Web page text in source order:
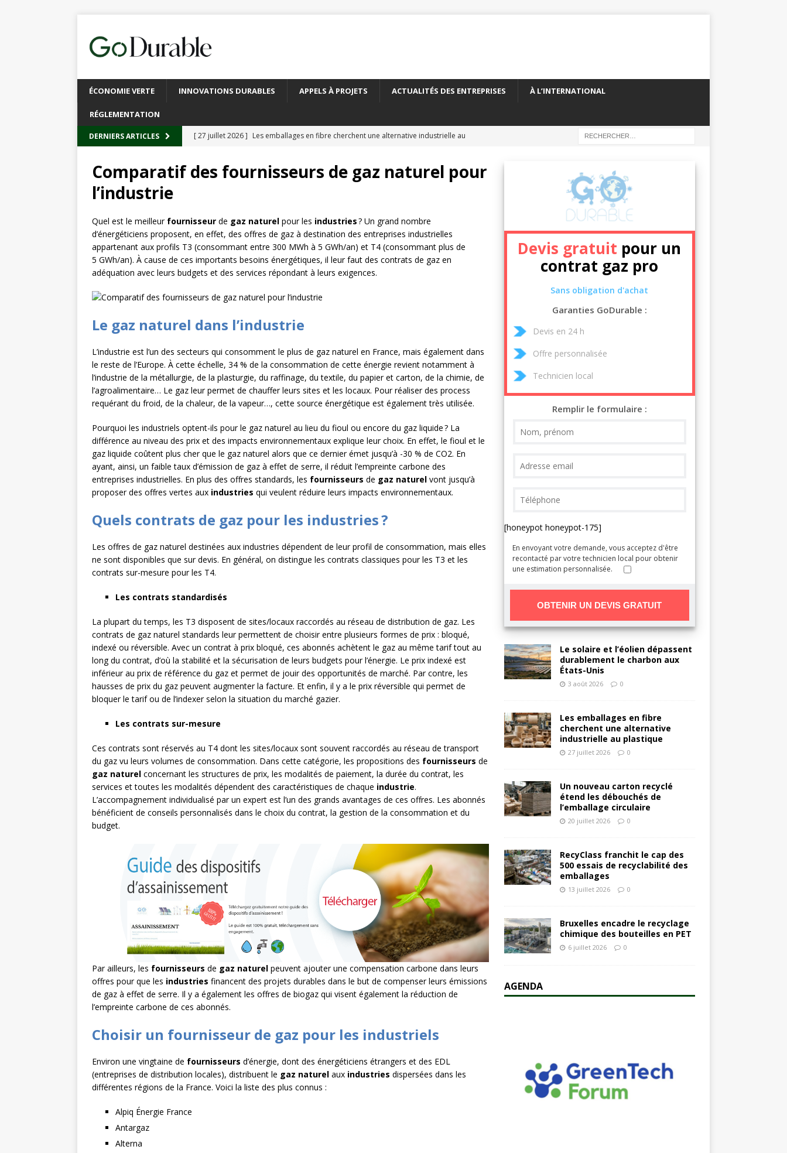
ÉCONOMIE VERTE INNOVATIONS DURABLES APPELS À PROJETS ACTUALITÉS DES ENTREPRISES À L’INTERNATIONAL
RÉGLEMENTATION
DERNIERS ARTICLES [ 27 juillet 2026 ] Les emballages en fibre cherchent une alternative industrielle au
[ 20 juillet 2026 ]
Un nouveau carton recyclé étend les débouchés de l’emballage
emballages
ACTUALITÉS DES ENTREPRISES
[ 6 juillet 2026 ]
Bruxelles encadre le recyclage chimique des bouteilles en PET
L’INTERNATIONAL
[ 3 août 2026 ] Le solaire et l’éolien dépassent durablement le charbon aux États-Unis
Comparatif des fournisseurs de gaz naturel pour
l’industrie
Quel est le meilleur fournisseur de gaz naturel pour les industries? Un grand nombre
d’énergéticiens proposent, en effet, des offres de gaz à destination des entreprises industrielles
appartenant aux profils T3 (consommant entre 300 MWh à 5 GWh/an) et T4 (consommant plus de
5 GWh/an). À cause de ces importants besoins énergétiques, il leur faut des contrats de gaz en
adéquation avec leurs budgets et des services répondant à leurs exigences.
Le gaz naturel dans l’industrie
L’industrie est l’un des secteurs qui consomment le plus de gaz naturel en France, mais également dans
le reste de l’Europe. À cette échelle, 34 % de la consommation de cette énergie revient notamment à
l’industrie de la métallurgie, de la plasturgie, du raffinage, du textile, du papier et carton, de la chimie, de
l’agroalimentaire… Le gaz leur permet de chauffer leurs sites et les locaux. Pour réaliser des process
requérant du froid, de la chaleur, de la vapeur…, cette source énergétique est également très utilisée.
Pourquoi les industriels optent-ils pour le gaz naturel au lieu du fioul ou encore du gaz liquide ? La
différence au niveau des prix et des impacts environnementaux explique leur choix. En effet, le fioul et le
gaz liquide coûtent plus cher que le gaz naturel alors que ce dernier émet jusqu’à -30 % de CO2. En
ayant, ainsi, un faible taux d’émission de gaz à effet de serre, il réduit l’empreinte carbone des
entreprises industrielles. En plus des offres standards, les fournisseurs de gaz naturel vont jusqu’à
proposer des offres vertes aux industries qui veulent réduire leurs impacts environnementaux.
Quels contrats de gaz pour les industries ?
Les offres de gaz naturel destinées aux industries dépendent de leur profil de consommation, mais elles
ne sont disponibles que sur devis. En général, on distingue les contrats classiques pour les T3 et les
contrats sur-mesure pour les T4.
Les contrats standardisés
La plupart du temps, les T3 disposent de sites/locaux raccordés au réseau de distribution de gaz. Les
contrats de gaz naturel standards leur permettent de choisir entre plusieurs formes de prix : bloqué,
indexé ou réversible. Avec un contrat à prix bloqué, ces abonnés achètent le gaz au même tarif tout au
long du contrat, d’où la stabilité et la sécurisation de leurs budgets pour l’énergie. Le prix indexé est
inférieur au prix de référence du gaz et permet de jouir des opportunités de marché. Par contre, les
hausses de prix du gaz peuvent augmenter la facture. Et enfin, il y a le prix réversible qui permet de
bloquer le tarif ou de l’indexer selon la situation du marché gazier.
Les contrats sur-mesure
Ces contrats sont réservés au T4 dont les sites/locaux sont souvent raccordés au réseau de transport
du gaz vu leurs volumes de consommation. Dans cette catégorie, les propositions des fournisseurs de
gaz naturel concernant les structures de prix, les modalités de paiement, la durée du contrat, les
services et toutes les modalités dépendent des caractéristiques de chaque industrie.
L’accompagnement individualisé par un expert est l’un des grands avantages de ces offres. Les abonnés
bénéficient de conseils personnalisés dans le choix du contrat, la gestion de la consommation et du
budget.
Par ailleurs, les fournisseurs de gaz naturel peuvent ajouter une compensation carbone dans leurs
offres pour que les industries financent des projets durables dans le but de compenser leurs émissions
de gaz à effet de serre. Il y a également les offres de biogaz qui visent également la réduction de
l’empreinte carbone de ces abonnés.
Choisir un fournisseur de gaz pour les industriels
Environ une vingtaine de fournisseurs d’énergie, dont des énergéticiens étrangers et des EDL
(entreprises de distribution locales), distribuent le gaz naturel aux industries dispersées dans les
différentes régions de la France. Voici la liste des plus connus :
Alpiq Énergie France
Antargaz
Alterna
Devis gratuit pour un
contrat gaz pro
Sans obligation d'achat
Garanties GoDurable :
Devis en 24 h
Offre personnalisée
Technicien local
Remplir le formulaire :
[honeypot honeypot-175]
En envoyant votre demande, vous acceptez d'être
recontacté par votre technicien local pour obtenir
une estimation personnalisée.
A
l
t
e
a
t
i
:
Le solaire et l’éolien dépassent
durablement le charbon aux
États-Unis
3 août 2026 0
Les emballages en fibre
cherchent une alternative
industrielle au plastique
27 juillet 2026 0
Un nouveau carton recyclé
étend les débouchés de
l’emballage circulaire
20 juillet 2026 0
RecyClass franchit le cap des
500 essais de recyclabilité des
emballages
13 juillet 2026 0
Bruxelles encadre le recyclage
chimique des bouteilles en PET
6 juillet 2026 0
AGENDA